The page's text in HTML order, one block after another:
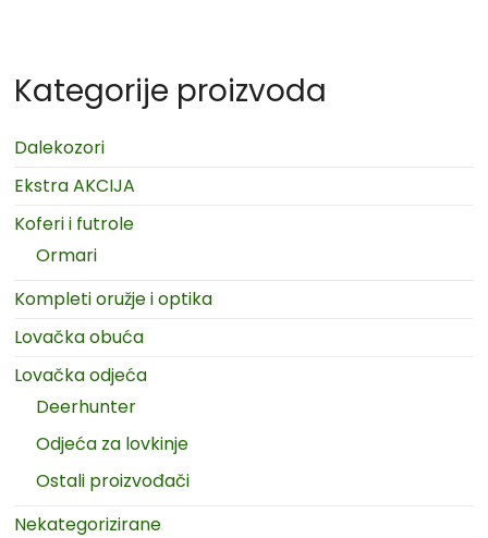
Kategorije proizvoda
Dalekozori
Ekstra AKCIJA
Koferi i futrole
Ormari
Kompleti oružje i optika
Lovačka obuća
Lovačka odjeća
Deerhunter
Odjeća za lovkinje
Ostali proizvođači
Nekategorizirane